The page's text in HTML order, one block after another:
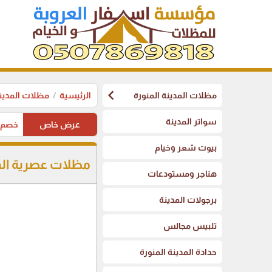
مظلات المدينة المنورة chevron_left
سواتر المدينة
بيوت شعر وخيام
هناجر ومستودعات
برجولات المدينة
تلبيس مجالس
حدادة المدينة المنورة
الرئيسية مظلات
عرض خاص خصم
مظلات عصرية